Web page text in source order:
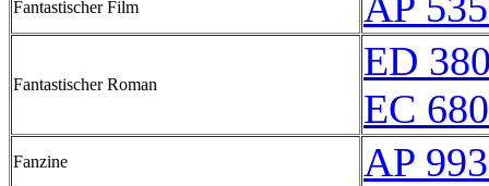
Fantastischer Film
Fantastischer Roman
ED
EC
Fanzine AP